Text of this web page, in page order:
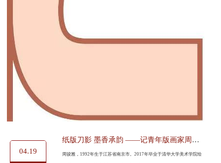
04.19
纸版刀影 墨香承韵 ——记青年版画家周骏雅
周骏雅，1992年生于江苏省南京市。2017年毕业于清华大学美术学院绘